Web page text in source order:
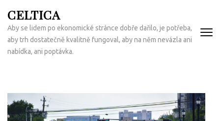
na
obsah
(Enter)
CELTICA
Aby se lidem po ekonomické stránce dobře dařilo, je potřeba,
aby trh dostatečně kvalitně fungoval, aby na něm nevázla ani
nabídka, ani poptávka.